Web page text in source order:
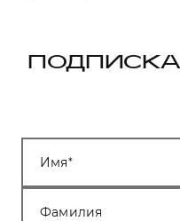
Имя
Фамилия